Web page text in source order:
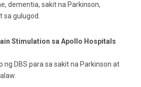
dementia, sakit na Parkinson,
gulugod.
Stimulation sa Apollo Hospitals
ng DBS para sa sakit na Parkinson at